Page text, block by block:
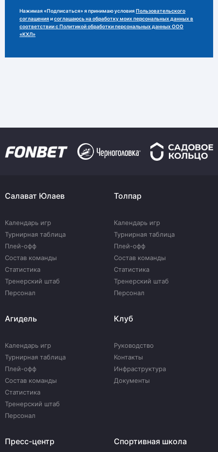
Нажимая «Подписаться» я принимаю условия Пользовательского
соглашения исоглашаюсь на обработку моих персональных данных в
соответствии с Политикой обработки персональных данных ООО
«КХЛ»
Салават Юлаев
Календарь игр
Турнирная таблица
Плей-офф
Состав команды
Статистика
Тренерский штаб
Персонал
Толпар
Календарь игр
Турнирная таблица
Плей-офф
Состав команды
Статистика
Тренерский штаб
Персонал
Агидель
Календарь игр
Турнирная таблица
Плей-офф
Состав команды
Статистика
Тренерский штаб
Персонал
Клуб
Руководство
Контакты
Инфраструктура
Документы
Пресс-центр Спортивная школа